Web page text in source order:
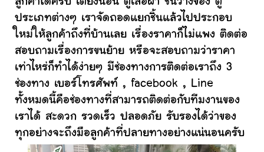
ประเภทต่างๆ เราจัดถอดแยกชิ้นแล้วไปประกอบ
ใหม่ให้ลูกค้าถึงที่บ้านเลย เรื่องราคาก็ไม่แพง ติดต่อ
สอบถามเรื่องการขนย้าย หรือจะสอบถามว่าราคา
เท่าไหร่ก็ทำได้ง่ายๆ มีช่องทางการติดต่อเราถึง 3
ช่องทาง เบอร์โทรศัพท์ , facebook , Line
ทั้งหมดนี้คือช่องทางที่สามารถติดต่อกับทีมงานของ
เราได้ สะดวก รวดเร็ว ปลอดภัย รับรองได้ว่าของ
ทุกอย่างจะถึงมือลูกค้าที่ปลายทางอย่างแน่นอนครับ